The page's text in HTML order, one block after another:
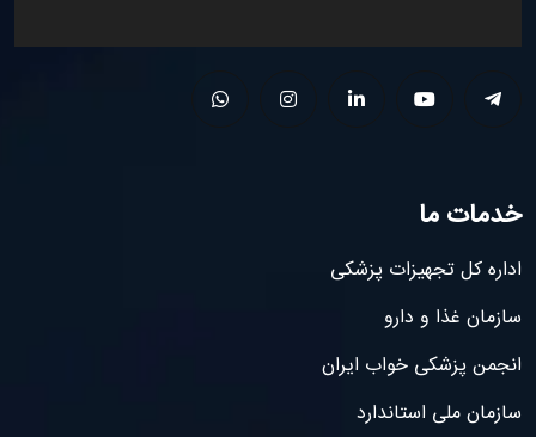
خدمات ما
اداره کل تجهیزات پزشکی
سازمان غذا و دارو
انجمن پزشکی خواب ایران
سازمان ملی استاندارد